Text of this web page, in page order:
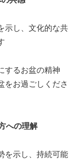
示し、文化的な共
するお盆の精神
をお過ごしくださ
への理解
を示し、持続可能